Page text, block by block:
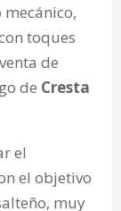
toques
de
de Cresta
el
el objetivo
muy